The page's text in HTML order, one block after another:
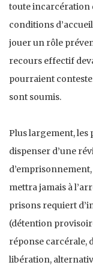
toute incarcération
conditions
jouer un rôle
recours effectif
pourraient
sont soumis.
Plus largement, les
dispenser d’une
mettra jamais à
prisons requiert
(détention
réponse carcérale,
libération,